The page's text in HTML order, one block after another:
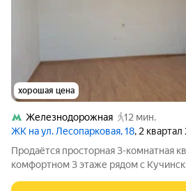
хорошая цена
Железнодорожная
12 мин.
ЖК на ул. Лесопарковая, 18, 2 квартал
Продаётся просторная 3-комнатная
комфортном 3 этаже рядом с